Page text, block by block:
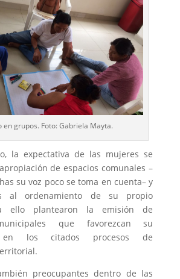
en grupos. Foto: Gabriela Mayta.
la expectativa de las mujeres se
de espacios comunales –
su voz poco se toma en cuenta– y
al ordenamiento de su propio
ello plantearon la emisión de
que favorezcan su
en los citados procesos de
preocupantes dentro de las